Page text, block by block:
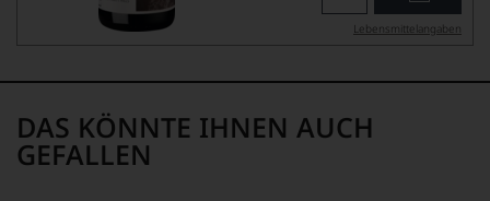
Lebensmittel­angaben
DAS KÖNNTE IHNEN AUCH
GEFALLEN